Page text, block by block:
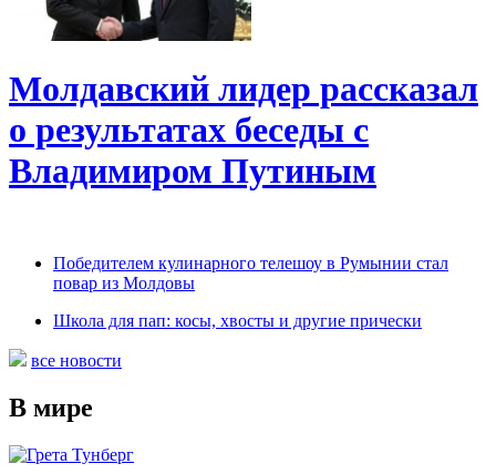
Молдавский лидер рассказал
о результатах беседы с
Владимиром Путиным
Победителем кулинарного телешоу в Румынии стал
повар из Молдовы
Школа для пап: косы, хвосты и другие прически
все новости
В мире